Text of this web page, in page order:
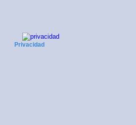
Privacidad